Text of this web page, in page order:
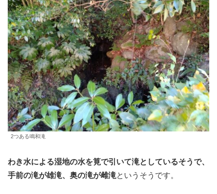
2つある鳴和滝
わき水による湿地の水を筧で引いて滝としているそうで、
手前の滝が雄滝、奥の滝が雌滝というそうです。